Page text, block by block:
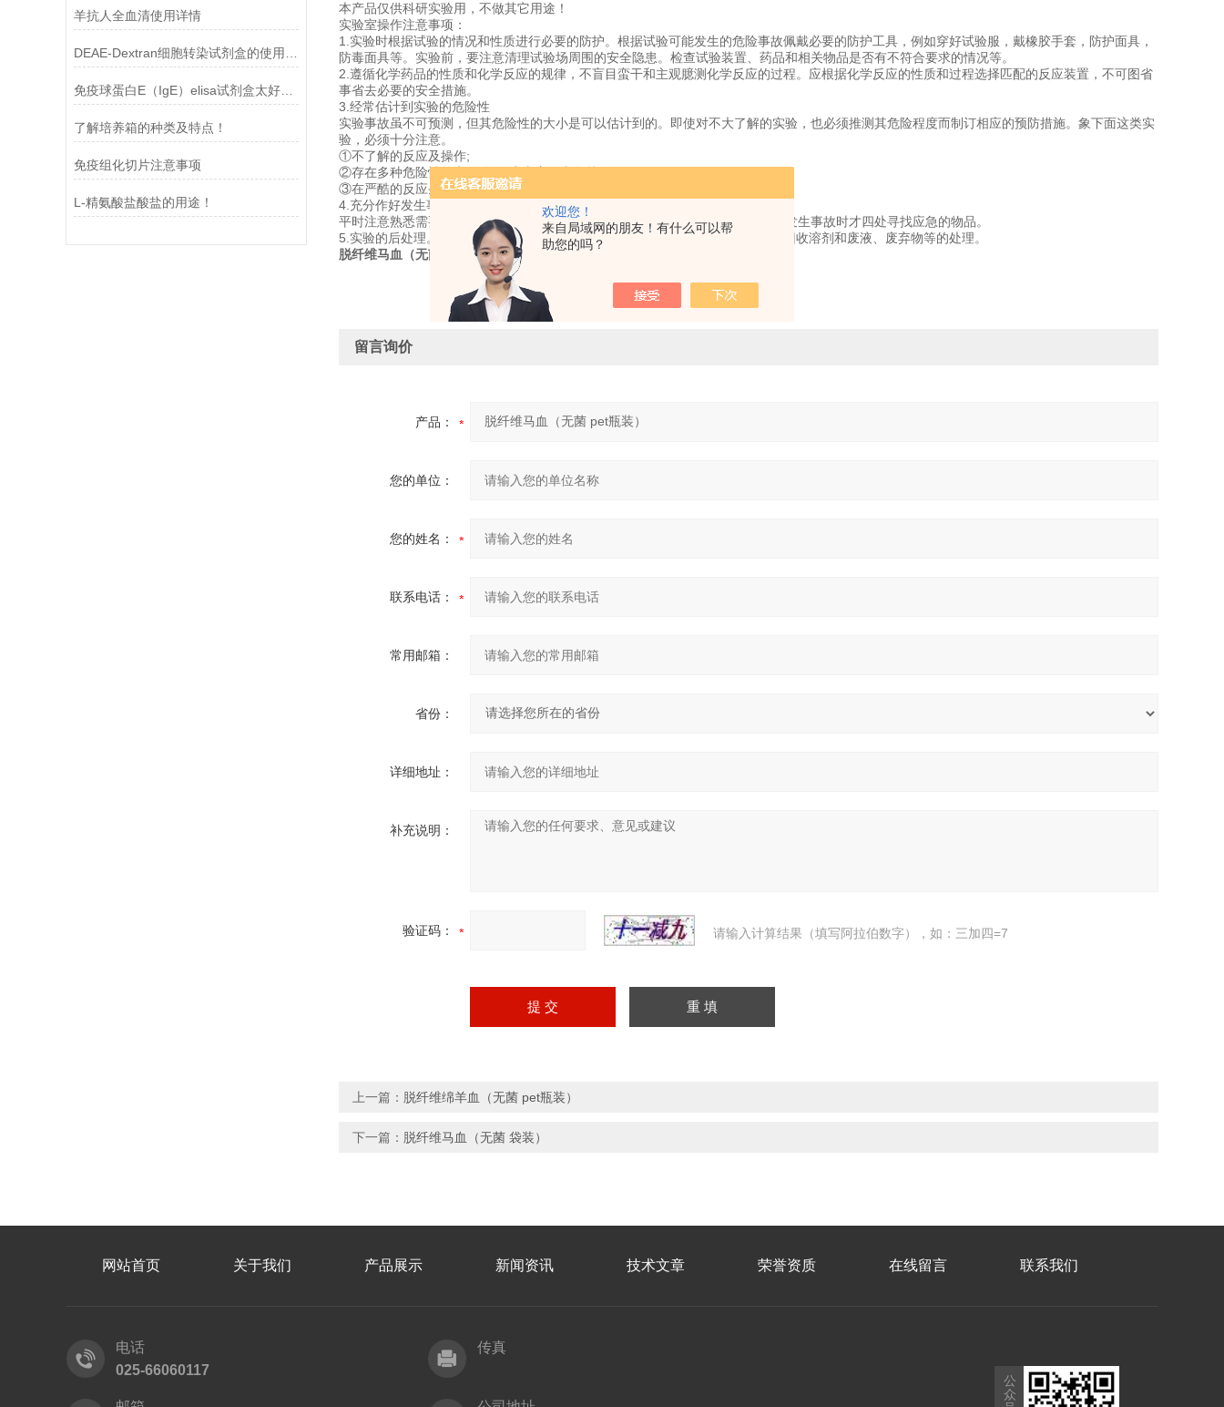
欢迎您！
来自局域网的朋友！有什么可以帮
助您的吗？
羊抗人全血清使用详情
免疫球蛋白E（IgE）elisa试剂盒太好用啦
了解培养箱的种类及特点！
免疫组化切片注意事项
L-精氨酸盐酸盐的用途！
本产品仅供科研实验用，不做其它用途！
实验室操作注意事项：
1.实验时根据试验的情况和性质进行必要的防护。根据试验可能发生的危险事故佩戴必要的防护工具，例如穿好试验服，戴橡胶手套，防护面具，
防毒面具等。实验前，要注意清理试验场周围的安全隐患。检查试验装置、药品和相关物品是否有不符合要求的情况等。
2.遵循化学药品的性质和化学反应的规律，不盲目蛮干和主观臆测化学反应的过程。应根据化学反应的性质和过程选择匹配的反应装置，不可图省
事省去必要的安全措施。
3.经常估计到实验的危险性
实验事故虽不可预测，但其危险性的大小是可以估计到的。即使对不大了解的实验，也必须推测其危险程度而制订相应的预防措施。象下面这类实
验，必须十分注意。
①不了解的反应及操作;
②存在多种危险性的实验(如发生火灾、毒气等);
③在严酷的反应条件(如高温、高压等)下进行的实验。
4.充分作好发生事故时的预防措施并加以检查。
平时注意熟悉需要关闭的主要龙头、电气开关，灭火器的位置及操作方法，避免发生事故时才四处寻找应急的物品。
5.实验的后处理。实验的后处理工作，亦属实验过程的组成部份。特别不可忽略回收溶剂和废液、废弃物等的处理。
脱纤维马血（无菌 pet瓶装）
留言询价
产品：
您的单位：
您的姓名：
联系电话：
常用邮箱：
省份：
详细地址：
补充说明：
验证码： 请输入计算结果（填写阿拉伯数字），如：三加四=7
上一篇： 脱纤维绵羊血（无菌 pet瓶装）
下一篇： 脱纤维马血（无菌 袋装）
网站首页 关于我们 产品展示 新闻资讯 技术文章 荣誉资质 在线留言 联系我们
电话
025-66060117
传真
公
众